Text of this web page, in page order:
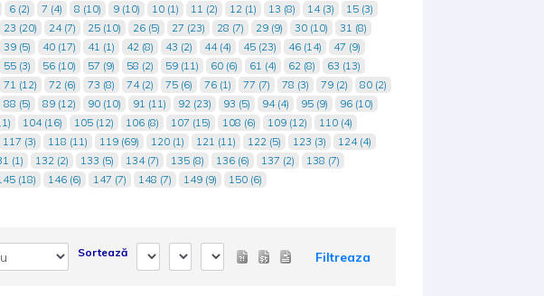
6 (2) 7 (4) 8 (10) 9 (10) 10 (1) 11 (2) 12 (1) 13 (8) 14 (3)
15 (3)
23 (20) 24 (7) 25 (10) 26 (5) 27 (23) 28 (7) 29 (9) 30 (10)
31 (8)
39 (5) 40 (17) 41 (1) 42 (8) 43 (2) 44 (4) 45 (23) 46 (14)
47 (9)
55 (3) 56 (10) 57 (9) 58 (2) 59 (11) 60 (6) 61 (4) 62 (8)
63 (13)
71 (12) 72 (6) 73 (8) 74 (2) 75 (6) 76 (1) 77 (7) 78 (3) 79 (2)
80 (2)
88 (5) 89 (12) 90 (10) 91 (11) 92 (23) 93 (5) 94 (4) 95 (9)
96 (10)
104 (16) 105 (12) 106 (8) 107 (15) 108 (6) 109 (12)
110 (4)
117 (3) 118 (11) 119 (69) 120 (1) 121 (11) 122 (5) 123 (3)
124 (4)
(1) 132 (2) 133 (5) 134 (7) 135 (8) 136 (6) 137 (2)
138 (7)
(18) 146 (6) 147 (7) 148 (7) 149 (9) 150 (6)
Sortează Filtreaza